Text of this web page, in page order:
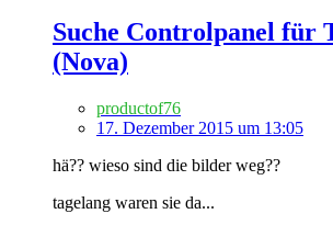
Suche Controlpanel für
(Nova)
productof76
17. Dezember 2015 um 13:05
hä?? wieso sind die bilder weg??
tagelang waren sie da...